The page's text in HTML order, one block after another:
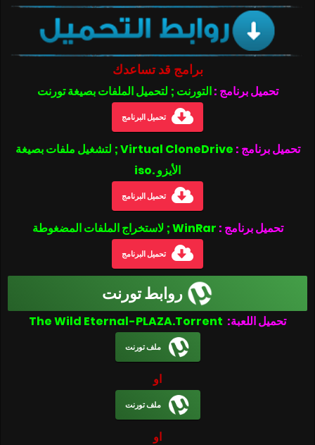
برامج قد تساعدك
تحميل برنامج :التورنت ; لتحميل الملفات بصيغة تورنت
تحميل البرنامج
تحميل برنامج :
Virtual CloneDrive ; لتشغيل ملفات بصيغة
الأيزو .iso
تحميل البرنامج
تحميل برنامج : WinRar ; لاستخراج الملفات المضغوطة
تحميل البرنامج
روابط تورنت
تحميل اللعبة:
ملف تورنت
او
ملف تورنت
او